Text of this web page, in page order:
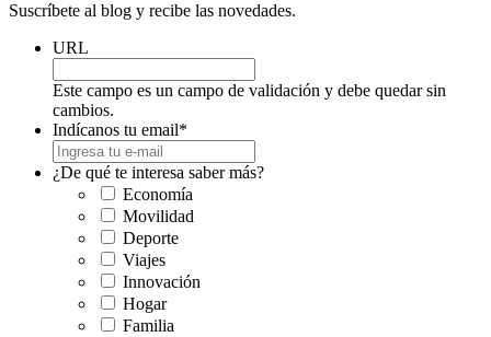
Suscríbete al blog y recibe las novedades.
URL
Este campo es un campo de validación y debe quedar sin
cambios.
Indícanos tu email*
¿De qué te interesa saber más?
Economía
Movilidad
Deporte
Viajes
Innovación
Hogar
Familia